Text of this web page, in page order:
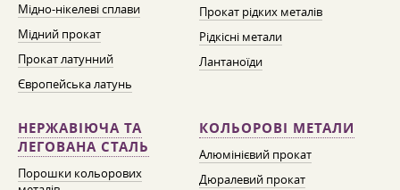
Мідно-нікелеві сплави
Мідний прокат
Прокат латунний
Європейська латунь
Прокат рідких металів
Рідкісні метали
Лантаноїди
НЕРЖАВІЮЧА ТА
ЛЕГОВАНА СТАЛЬ
Порошки кольорових
КОЛЬОРОВІ МЕТАЛИ
Алюмінієвий прокат
Дюралевий прокат